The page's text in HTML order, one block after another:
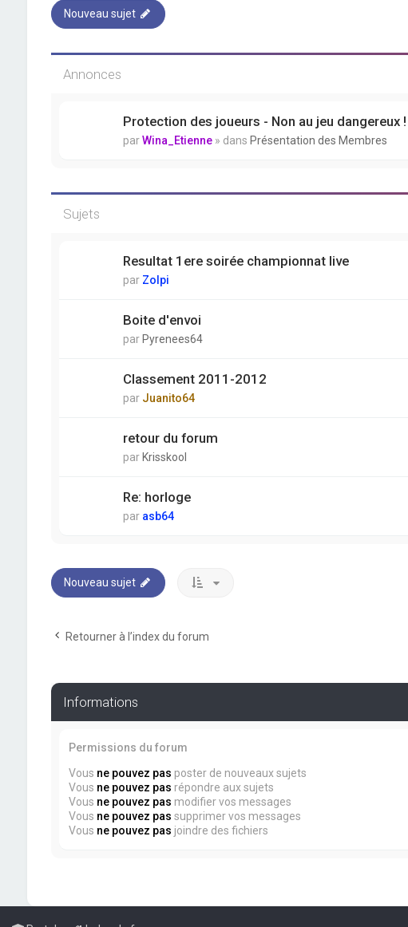
Nouveau sujet
Annonces
Protection des joueurs - Non au jeu dangereux !
parWina_Etienne » dans Présentation des Membres
Sujets
Resultat 1ere soirée championnat live
par Zolpi
Boite d'envoi
par Pyrenees64
Classement 2011-2012
par Juanito64
retour du forum
par Krisskool
Re: horloge
par asb64
Nouveau sujet
Retourner à l’index du forum
Informations
Permissions du forum
Vous ne pouvez pas poster de nouveaux sujets
Vous ne pouvez pas répondre aux sujets
Vous ne pouvez pas modifier vos messages
Vous ne pouvez pas supprimer vos messages
Vous ne pouvez pas joindre des fichiers